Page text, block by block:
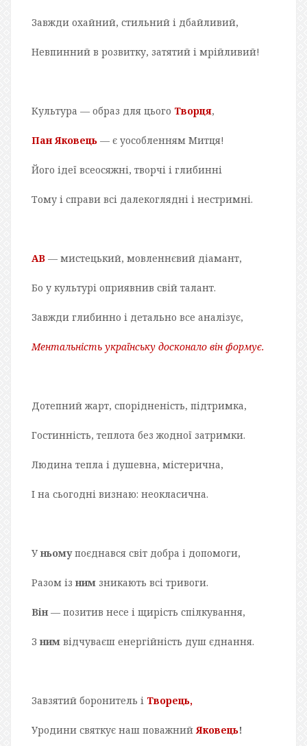
Завжди охайний, стильний і дбайливий,
Невпинний в розвитку, затятий і мрійливий!
Культура — образ для цього Творця,
Пан Яковець — є уособленням Митця!
Його ідеї всеосяжні, творчі і глибинні
Тому і справи всі далекоглядні і нестримні.
АВ — мистецький, мовленнєвий діамант,
Бо у культурі оприявнив свій талант.
Завжди глибинно і детально все аналізує,
Ментальність українську досконало він формує.
Дотепний жарт, спорідненість, підтримка,
Гостинність, теплота без жодної затримки.
Людина тепла і душевна, містерична,
І на сьогодні визнаю: неокласична.
У ньомупоєднався світ добра і допомоги,
Разом із ним зникають всі тривоги.
Він — позитив несе і щирість спілкування,
З ним відчуваєш енергійність душ єднання.
Завзятий боронитель і Творець,
Уродини святкує наш поважний Яковець!